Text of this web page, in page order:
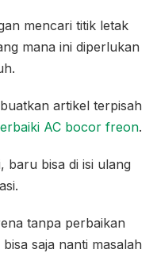
mencari titik letak
mana ini diperlukan
artikel terpisah
AC bocor freon.
baru bisa di isi ulang
tanpa perbaikan
saja nanti masalah